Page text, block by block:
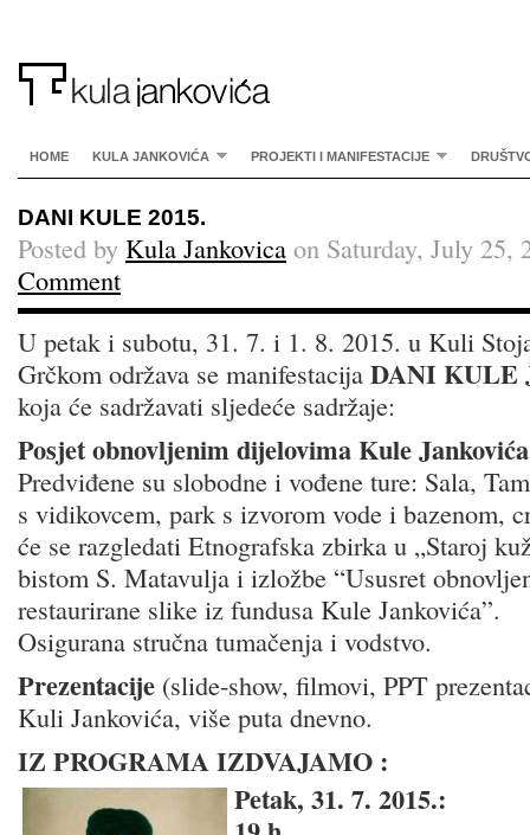
HOME KULA JANKOVIĆA PROJEKTI I MANIFESTACIJE
DANI KULE 2015.
Posted by Kula Jankovica on Saturday, July 25,
Comment
U petak i subotu, 31. 7. i 1. 8. 2015. u Kuli
Grčkom održava se manifestacija DANI KULE
koja će sadržavati sljedeće sadržaje:
Posjet obnovljenim dijelovima Kule Jankovića
Predviđene su slobodne i vođene ture: Sala,
s vidikovcem, park s izvorom vode i bazenom,
će se razgledati Etnografska zbirka u „Staroj
bistom S. Matavulja i izložbe “Ususret
restaurirane slike iz fundusa Kule Jankovića”.
Osigurana stručna tumačenja i vodstvo.
Prezentacije (slide-show, filmovi, PPT
Kuli Jankovića, više puta dnevno.
IZ PROGRAMA IZDVAJAMO :
Petak, 31. 7. 2015.: